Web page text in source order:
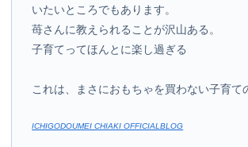
いたいところでもあります。
苺さんに教えられることが沢山ある。
子育てってほんとに楽し過ぎる
これは、まさにおもちゃを買わない子育て
ICHIGODOUMEI CHIAKI OFFICIALBLOG